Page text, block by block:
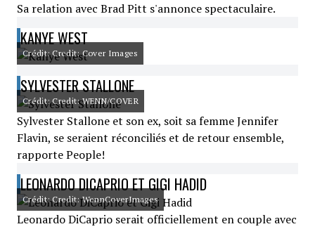
Sa relation avec Brad Pitt s'annonce spectaculaire.
KANYE WEST
Crédit: Credit: Cover Images
SYLVESTER STALLONE
Crédit: Credit: WENN/COVER
Sylvester Stallone et son ex, soit sa femme Jennifer
Flavin, se seraient réconciliés et de retour ensemble,
rapporte People!
LEONARDO DICAPRIO ET GIGI HADID
Crédit: Credit: WennCoverImages
Leonardo DiCaprio serait officiellement en couple avec